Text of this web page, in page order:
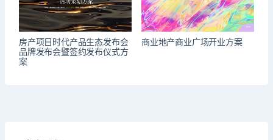
房产项目时代产品生态发布会
品牌发布会暨签约发布仪式方
案
商业地产商业广场开业方案